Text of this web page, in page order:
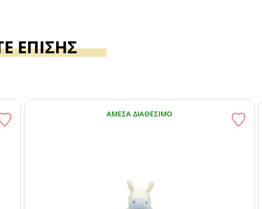
ΕΠΙΣΗΣ
ΆΜΕΣΑ ΔΙΑΘΈΣΙΜΟ